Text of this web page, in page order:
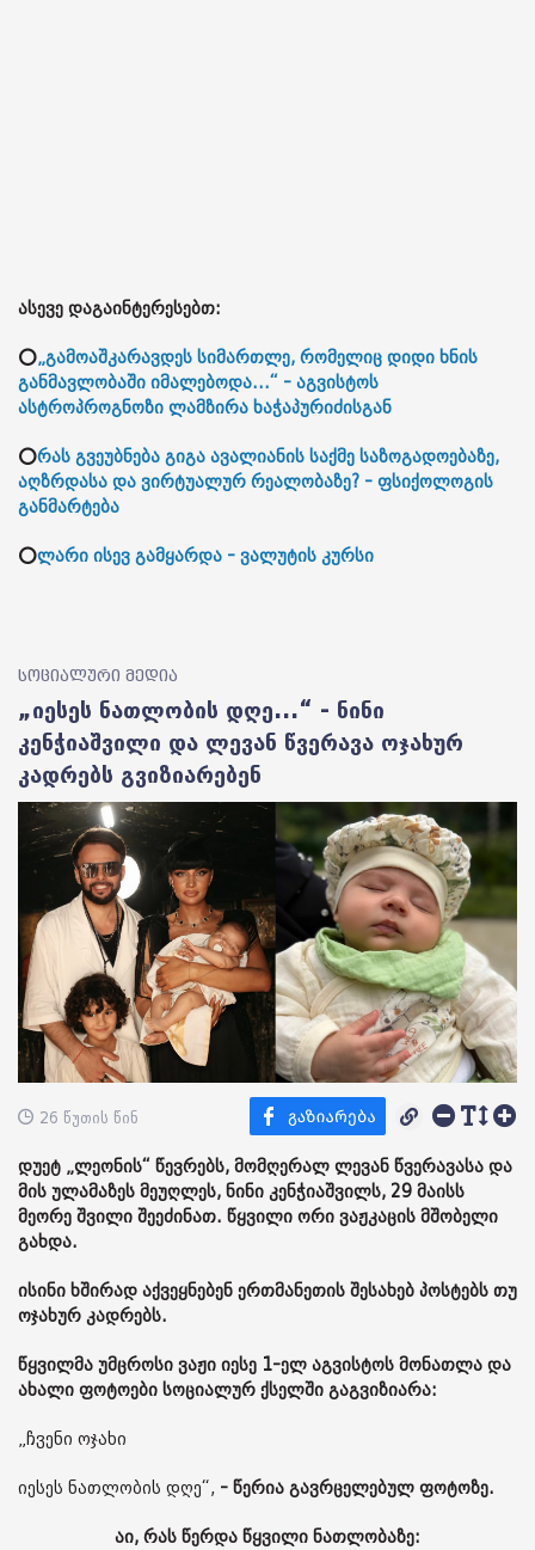
ასევე დაგაინტერესებთ:
⭕„გამოაშკარავდეს სიმართლე, რომელიც დიდი ხნის
განმავლობაში იმალებოდა...“ - აგვისტოს
ასტროპროგნოზი ლამზირა ხაჭაპურიძისგან
⭕რას გვეუბნება გიგა ავალიანის საქმე საზოგადოებაზე,
აღზრდასა და ვირტუალურ რეალობაზე? - ფსიქოლოგის
განმარტება
⭕ლარი ისევ გამყარდა - ვალუტის კურსი
სოციალური მედია
„იესეს ნათლობის დღე...“ - ნინი
კენჭიაშვილი და ლევან წვერავა ოჯახურ
კადრებს გვიზიარებენ
26 წუთის წინ
დუეტ „ლეონის“ წევრებს, მომღერალ ლევან წვერავასა და
მის ულამაზეს მეუღლეს, ნინი კენჭიაშვილს, 29 მაისს
მეორე შვილი შეეძინათ. წყვილი ორი ვაჟკაცის მშობელი
გახდა.
ისინი ხშირად აქვეყნებენ ერთმანეთის შესახებ პოსტებს თუ
ოჯახურ კადრებს.
წყვილმა უმცროსი ვაჟი იესე 1-ელ აგვისტოს მონათლა და
ახალი ფოტოები სოციალურ ქსელში გაგვიზიარა:
„ჩვენი ოჯახი
იესეს ნათლობის დღე“, - წერია გავრცელებულ ფოტოზე.
აი, რას წერდა წყვილი ნათლობაზე: